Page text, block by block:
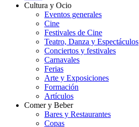
Cultura y Ocio
Eventos generales
Cine
Festivales de Cine
Teatro, Danza y Espectáculos
Conciertos y festivales
Carnavales
Ferias
Arte y Exposiciones
Formación
Artículos
Comer y Beber
Bares y Restaurantes
Copas